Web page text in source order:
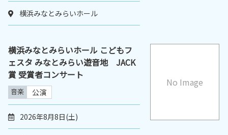
横浜みなとみらいホール
No Image
横浜みなとみらいホール こどもフ
ェスタ みなとみらい遊音地 JACK
賞 受賞者コンサート
音楽 公演
2026年8月8日(土)